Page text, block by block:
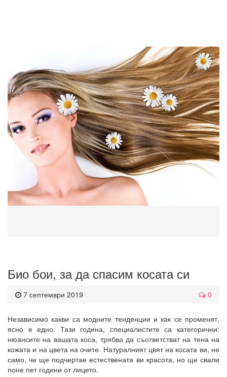
Био бои, за да спасим косата си
7 септември 2019 0
Независимо какви са модните тенденции и как се променят,
ясно е едно. Тази година, специалистите са категорични:
нюансите на вашата коса, трябва да съответстват на тена на
кожата и на цвета на очите. Натуралният цвят на косата ви, не
само, че ще подчертае естествената ви красота, но ще свали
поне пет години от лицето.